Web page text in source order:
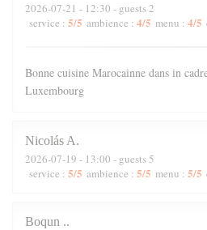
2026-07-21 - 12:30 - guests 2
service : 5/5 ambience : 4/5 menu : 4/5
Bonne cuisine Marocainne dans in
Luxembourg
Nicolás A
2026-07-19 - 13:00 - guests 5
service : 5/5 ambience : 5/5 menu : 5/5
Boqun .